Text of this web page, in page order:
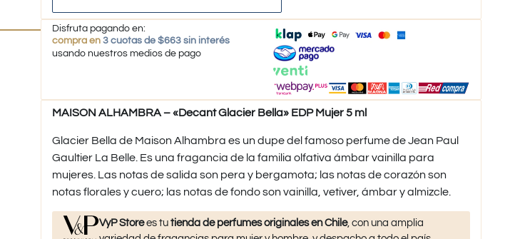
Disfruta pagando en:
compra en 3 cuotas de $663 sin interés
usando nuestros medios de pago
MAISON ALHAMBRA – «Decant Glacier Bella» EDP Mujer 5 ml
Glacier Bella de Maison Alhambra es un dupe del famoso perfume de Jean Paul
Gaultier La Belle. Es una fragancia de la familia olfativa ámbar vainilla para
mujeres. Las notas de salida son pera y bergamota; las notas de corazón son
notas florales y cuero; las notas de fondo son vainilla, vetiver, ámbar y almizcle.
VyP Storees tutienda de perfumes originales en Chile, con una amplia